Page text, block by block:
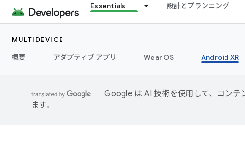
Essentials 設計とプランニング
MULTIDEVICE
概要
アダプティブ アプリ Wear OS Android XR
Google は AI 技術を使用して、コンテ
ます。